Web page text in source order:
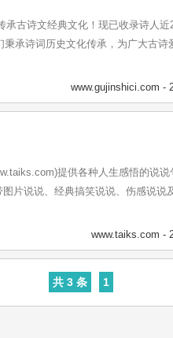
承古诗文经典文化！现已收录诗人
秉承诗词历史文化传承，为广大古
www.gujinshici.com -
提供各种人生感悟的说
图片说说、经典搞笑说说、伤感说说
www.taiks.com -
共 3 条 1